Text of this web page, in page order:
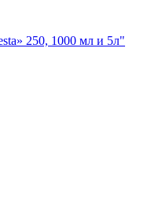
250, 1000 мл и 5л"